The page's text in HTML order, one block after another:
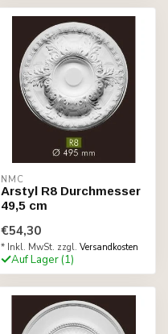
NMC
Arstyl R8 Durchmesser
49,5 cm
€54,30
* Inkl. MwSt. zzgl. Versandkosten
Auf Lager (1)